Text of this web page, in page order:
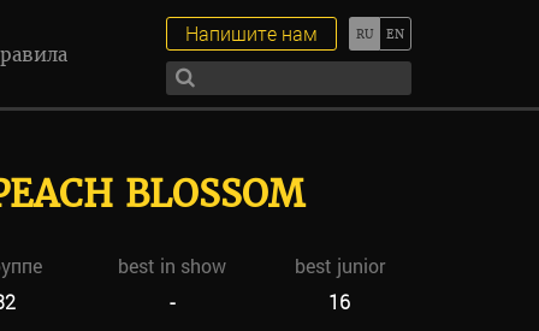
Напишите нам
BLOSSOM
best in show
best junior
- 16